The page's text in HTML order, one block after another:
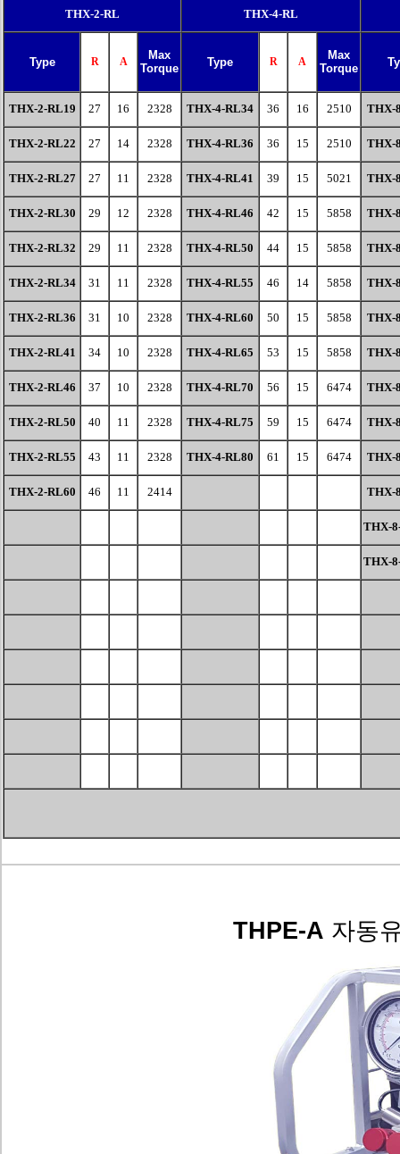
THX-2-RL THX-4-RL
Type R A
Max
Torque
Type R A
Max
Torque
THX-2-RL19 27 16 2328 THX-4-RL34 36 16 2510 THX-
THX-2-RL22 27 14 2328 THX-4-RL36 36 15 2510 THX-
THX-2-RL27 27 11 2328 THX-4-RL41 39 15 5021 THX-
THX-2-RL30 29 12 2328 THX-4-RL46 42 15 5858 THX-
THX-2-RL32 29 11 2328 THX-4-RL50 44 15 5858 THX-
THX-2-RL34 31 11 2328 THX-4-RL55 46 14 5858 THX-
THX-2-RL36 31 10 2328 THX-4-RL60 50 15 5858 THX-
THX-2-RL41 34 10 2328 THX-4-RL65 53 15 5858 THX-
THX-2-RL46 37 10 2328 THX-4-RL70 56 15 6474 THX-
THX-2-RL50 40 11 2328 THX-4-RL75 59 15 6474 THX-
THX-2-RL55 43 11 2328 THX-4-RL80 61 15 6474 THX-
THX-2-RL60 46 11 2414 THX-
THX-
THX-
THPE-A 자동